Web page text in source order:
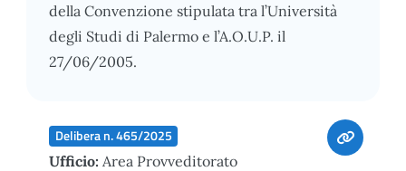
della Convenzione stipulata tra l’Università
degli Studi di Palermo e l’A.O.U.P. il
27/06/2005.
Delibera n. 465/2025
Ufficio: Area Provveditorato